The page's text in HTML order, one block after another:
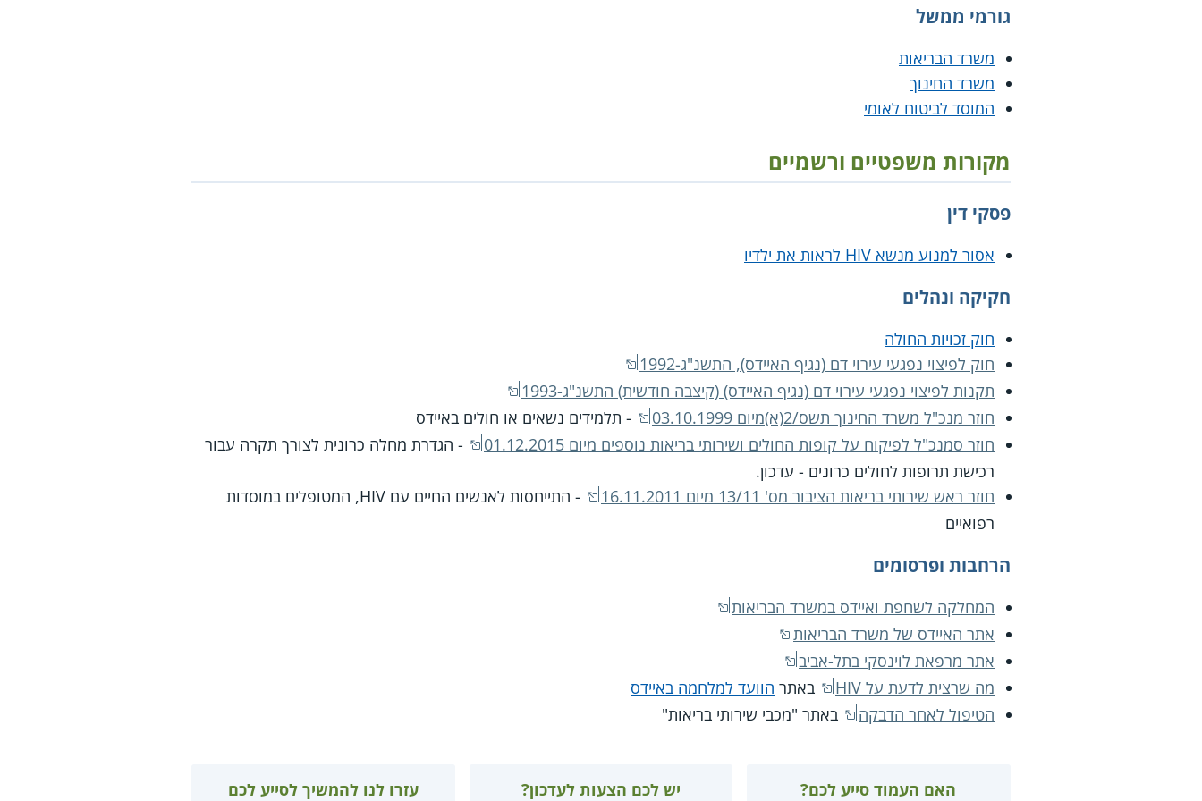
גורמי ממשל
משרד הבריאות
משרד החינוך
המוסד לביטוח לאומי
מקורות משפטיים ורשמיים
פסקי דין
אסור למנוע מנשא HIV לראות את ילדיו
חקיקה ונהלים
חוק זכויות החולה
חוק לפיצוי נפגעי עירוי דם (נגיף האיידס), התשנ"ג-1992
תקנות לפיצוי נפגעי עירוי דם (נגיף האיידס) (קיצבה חודשית) התשנ"ג-1993
חוזר מנכ"ל משרד החינוך תשס/2(א)מיום 03.10.1999
- תלמידים נשאים או חולים באיידס
חוזר סמנכ"ל לפיקוח על קופות החולים ושירותי בריאות נוספים מיום 01.12.2015
- הגדרת מחלה כרונית לצורך תקרה עבור
רכישת תרופות לחולים כרונים - עדכון.
חוזר ראש שירותי בריאות הציבור מס' 13/11 מיום 16.11.2011
- התייחסות לאנשים החיים עם HIV, המטופלים במוסדות
רפואיים
הרחבות ופרסומים
המחלקה לשחפת ואיידס במשרד הבריאות
אתר האיידס של משרד הבריאות
אתר מרפאת לוינסקי בתל-אביב
מה שרצית לדעת על HIV
באתר הוועד למלחמה באיידס
הטיפול לאחר הדבקה
באתר "מכבי שירותי בריאות"
האם העמוד סייע לכם? יש לכם הצעות לעדכון? עזרו לנו להמשיך לסייע לכם